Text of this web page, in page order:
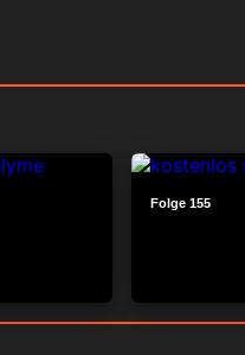
Folge 155